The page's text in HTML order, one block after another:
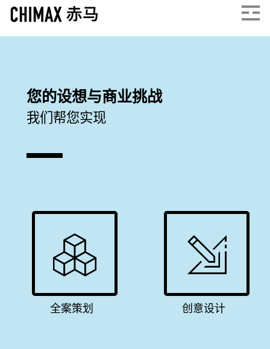
您的设想与商业挑战
我们帮您实现
全案策划 创意设计